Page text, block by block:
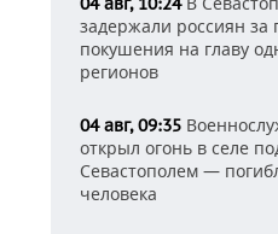
задержали россиян за
покушения на главу
регионов
04 авг, 09:35
открыл огонь в селе
Севастополем —
человека